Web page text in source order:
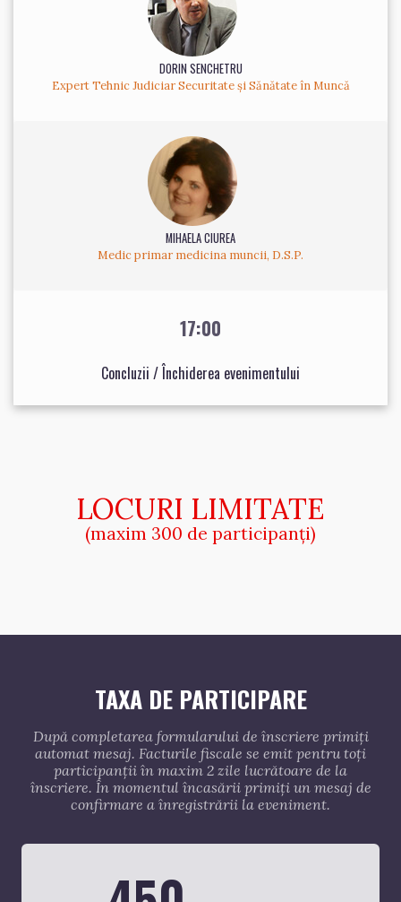
DORIN SENCHETRU
Expert Tehnic Judiciar Securitate și Sănătate în Muncă
MIHAELA CIUREA
Medic primar medicina muncii, D.S.P.
17:00
Concluzii / Închiderea evenimentului
LOCURI LIMITATE
(maxim 300 de participanți)
TAXA DE PARTICIPARE
După completarea formularului de înscriere primiți
automat mesaj. Facturile fiscale se emit pentru toți
participanții în maxim 2 zile lucrătoare de la
înscriere. În momentul încasării primiți un mesaj de
confirmare a înregistrării la eveniment.